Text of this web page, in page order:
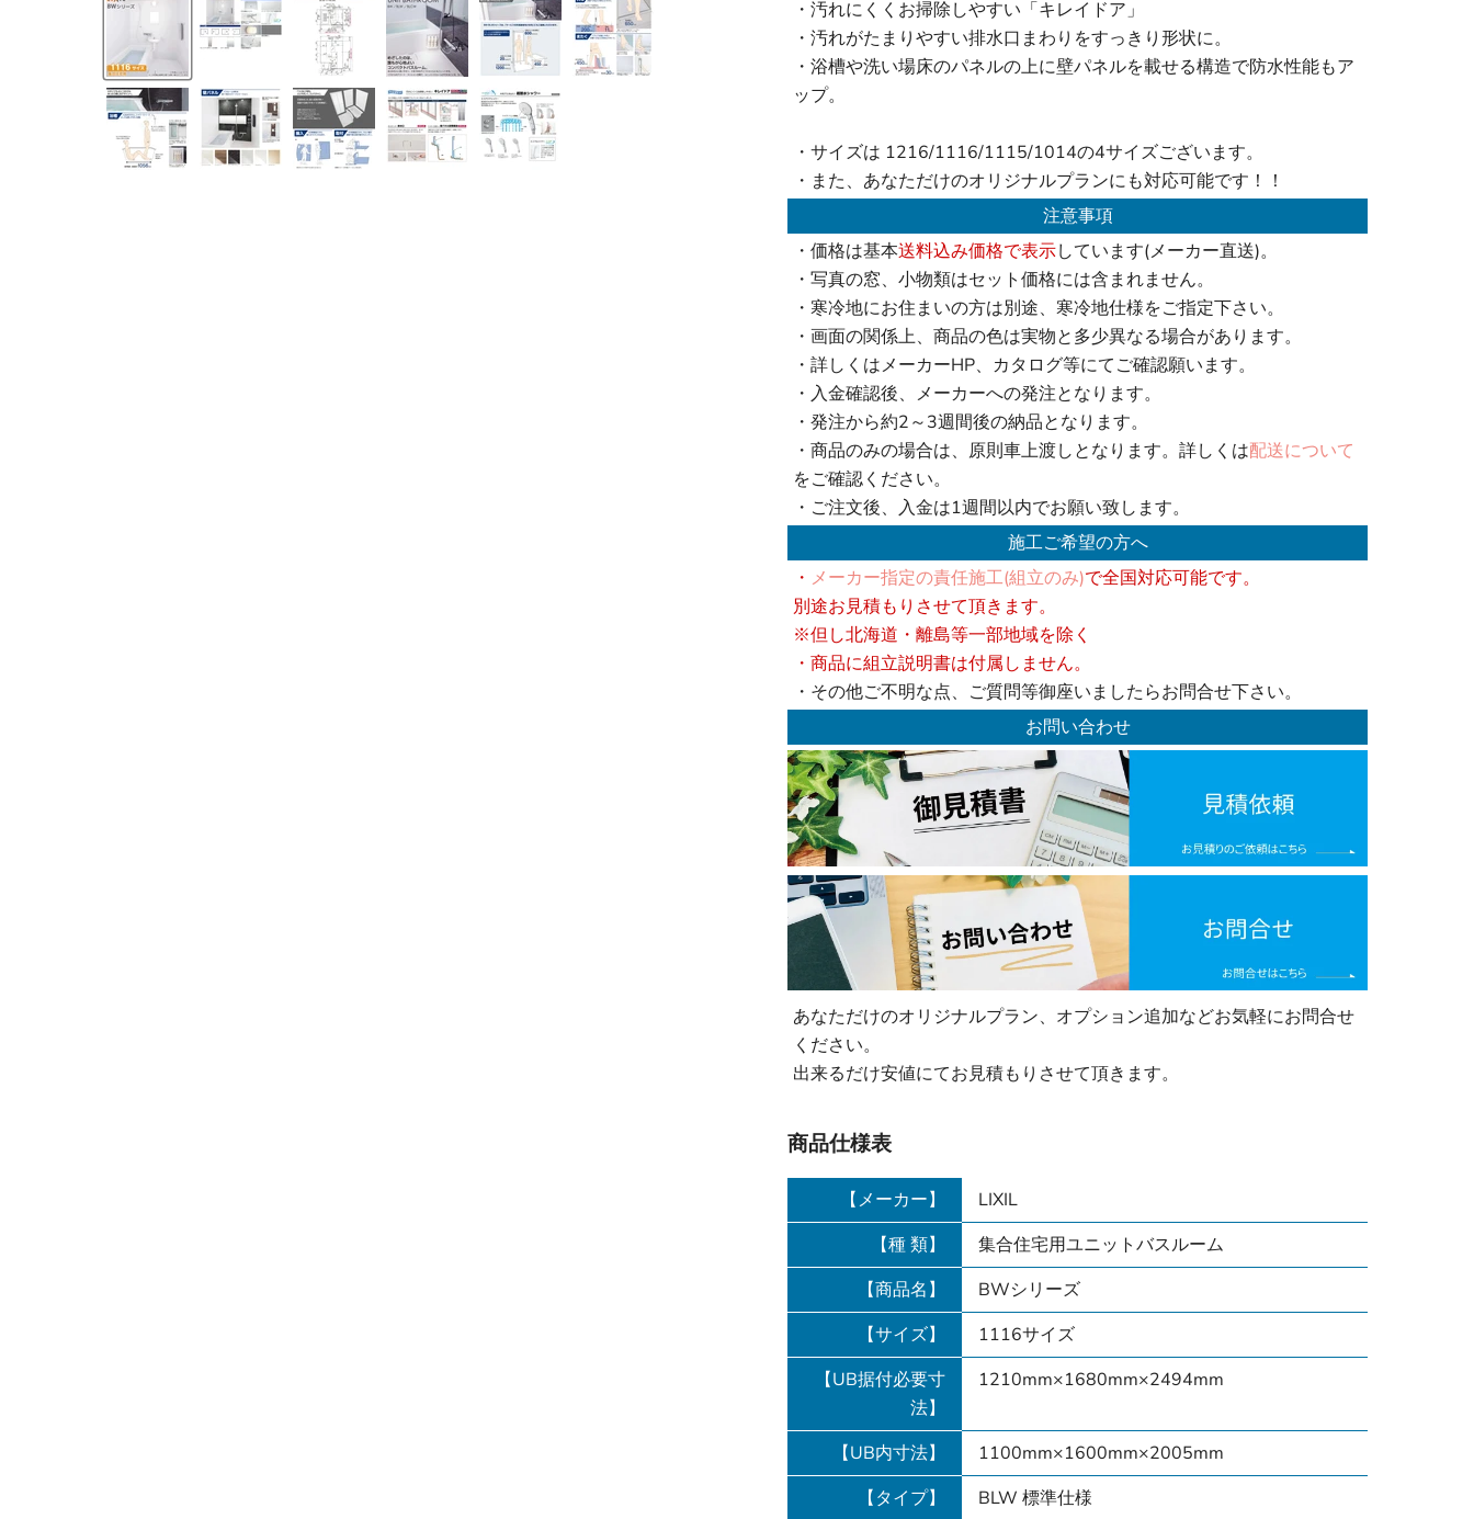
・汚れにくくお掃除しやすい「キレイドア」
・汚れがたまりやすい排水口まわりをすっきり形状に。
・浴槽や洗い場床のパネルの上に壁パネルを載せる構造で防水性能もア
ップ。
・サイズは 1216/1116/1115/1014の4サイズございます。
・また、あなただけのオリジナルプランにも対応可能です！！
注意事項
・価格は基本送料込み価格で表示しています(メーカー直送)。
・写真の窓、小物類はセット価格には含まれません。
・寒冷地にお住まいの方は別途、寒冷地仕様をご指定下さい。
・画面の関係上、商品の色は実物と多少異なる場合があります。
・詳しくはメーカーHP、カタログ等にてご確認願います。
・入金確認後、メーカーへの発注となります。
・発注から約2～3週間後の納品となります。
・商品のみの場合は、原則車上渡しとなります。詳しくは配送について
をご確認ください。
・ご注文後、入金は1週間以内でお願い致します。
施工ご希望の方へ
・ メーカー指定の責任施工(組立のみ)で全国対応可能です。
別途お見積もりさせて頂きます。
※但し北海道・離島等一部地域を除く
・商品に組立説明書は付属しません。
・その他ご不明な点、ご質問等御座いましたらお問合せ下さい。
お問い合わせ
あなただけのオリジナルプラン、オプション追加などお気軽にお問合せ
ください。
出来るだけ安値にてお見積もりさせて頂きます。
商品仕様表
【メーカー】
LIXIL
【種 類】
集合住宅用ユニットバスルーム
【商品名】
BWシリーズ
【サイズ】
1116サイズ
【UB据付必要寸
法】
1210mm×1680mm×2494mm
【UB内寸法】
1100mm×1600mm×2005mm
【タイプ】
BLW 標準仕様